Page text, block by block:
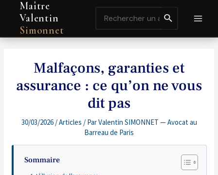
contenu
Maître
Valentin
Simonnet
for:
Malfaçons, garanties et
assurance : ce qu’on ne vous
dit pas
30/03/2026 /Articles / ParValentin SIMONNET — Avocat au
Barreau de Paris
Sommaire
Navigation
de